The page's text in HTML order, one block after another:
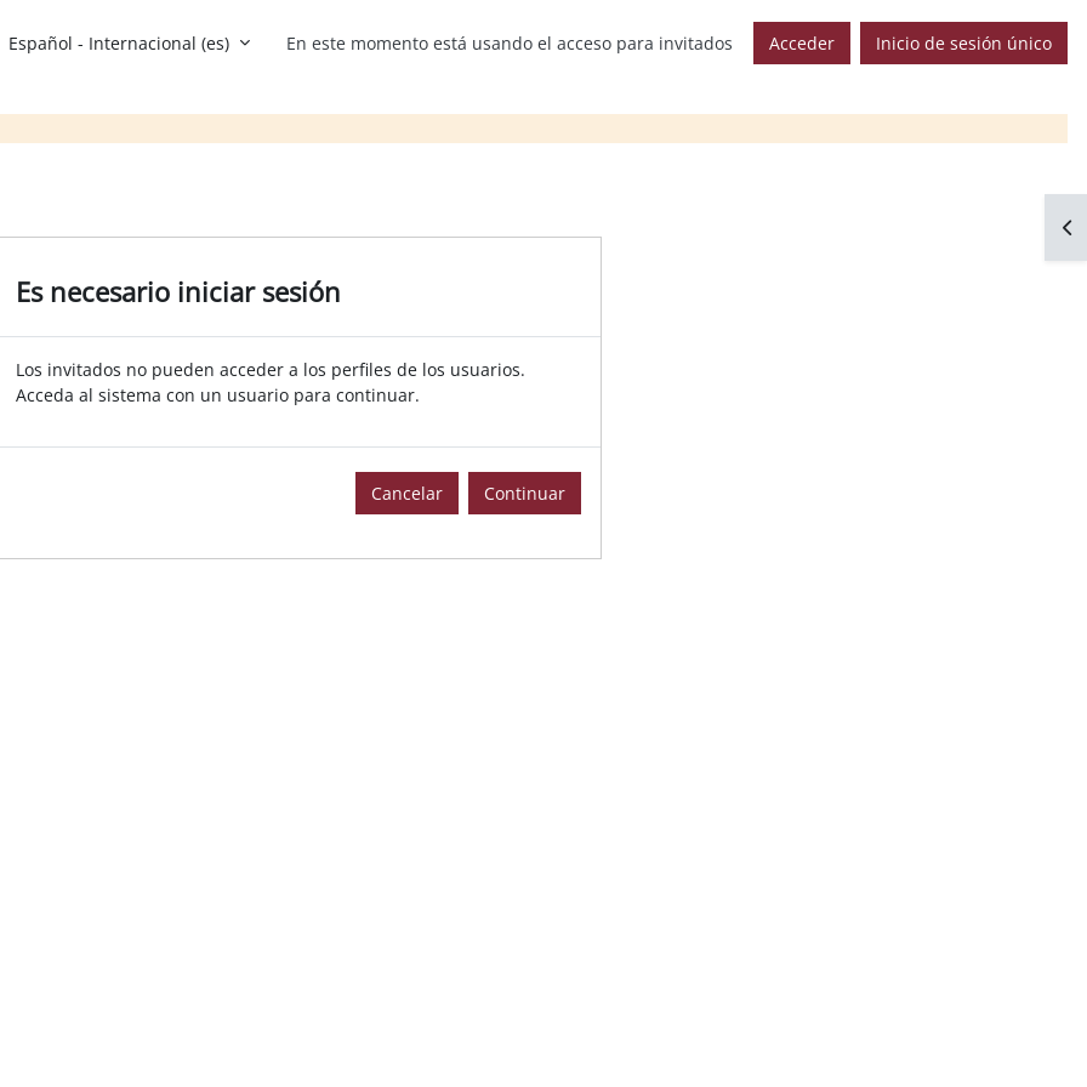
Español - Internacional ‎(es)‎ En este momento está usando el acceso para invitados Acceder Inicio de sesión único
Es necesario iniciar sesión
Los invitados no pueden acceder a los perfiles de los usuarios.
Acceda al sistema con un usuario para continuar.
Cancelar Continuar